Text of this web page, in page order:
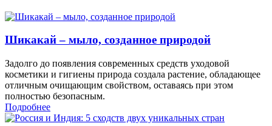
Шикакай – мыло, созданное природой
Задолго до появления современных средств уходовой
косметики и гигиены природа создала растение, обладающее
отличным очищающим свойством, оставаясь при этом
полностью безопасным.
Подробнее